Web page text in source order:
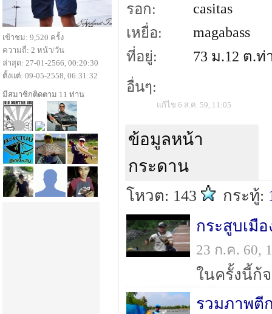
รอก:
casitas
เหยื่อ:
magabass
ที่อยู่:
73 ม.12 ต.ท่
อื่นๆ:
แก้ไข 6 ส.ค. 59, 11:05
ข้อมูลหน้า
กระดาน
โหวต: 143 กระทู้:
กระสูบเมื
23 ก.ค. 60,
รวมภาพตี
เข้าชม: 9,520 ครั้ง
ความถี่: 2 หน้า/วัน
ล่าสุด: 27-01-2566, 00:20:30
ตั้งแต่: 09-05-2558, 06:31:32
มีสมาชิกติดตาม 11 ท่าน